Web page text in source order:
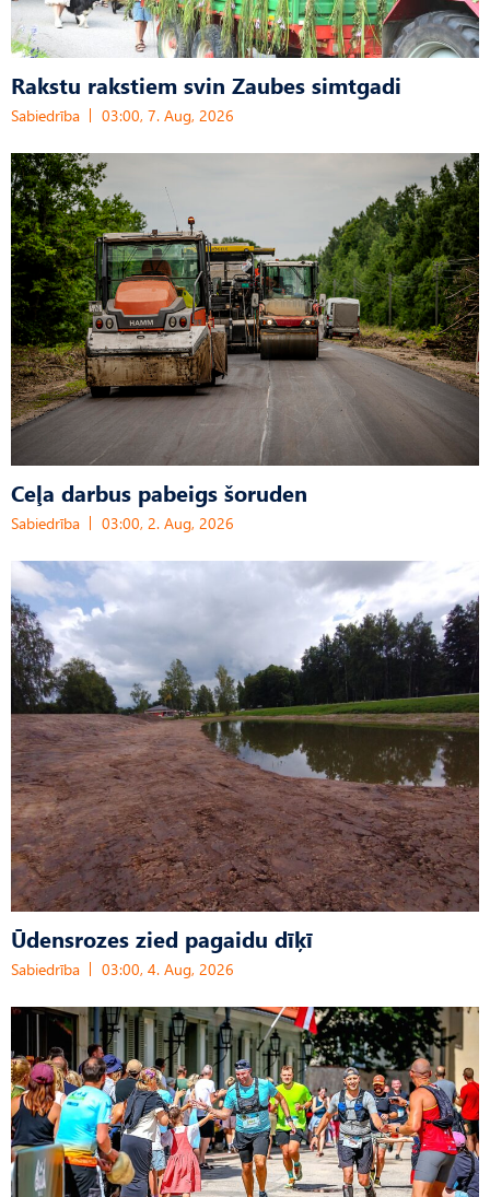
Rakstu rakstiem svin Zaubes simtgadi
Sabiedrība 03:00, 7. Aug, 2026
Ceļa darbus pabeigs šoruden
Sabiedrība 03:00, 2. Aug, 2026
Ūdensrozes zied pagaidu dīķī
Sabiedrība 03:00, 4. Aug, 2026